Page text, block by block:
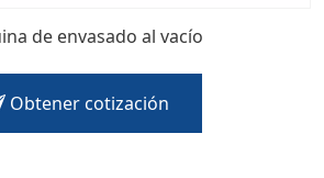
de envasado al vacío
Obtener cotización